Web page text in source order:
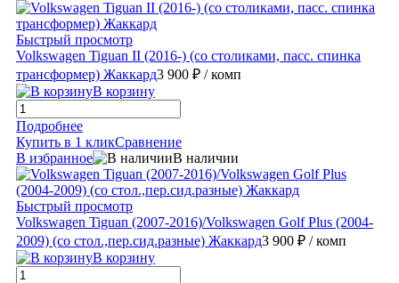
Быстрый просмотр
Volkswagen Tiguan II (2016-) (со столиками, пасс. спинка
трансформер) Жаккард3 900 ₽ / комп
В корзину
Подробнее
Купить в 1 кликСравнение
В избранное
В наличии
Быстрый просмотр
Volkswagen Tiguan (2007-2016)/Volkswagen Golf Plus (2004-
2009) (со стол.,пер.сид.разные) Жаккард3 900 ₽ / комп
В корзину